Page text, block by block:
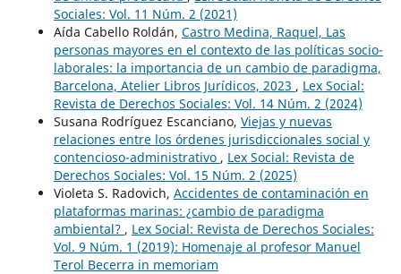
Sociales: Vol. 11 Núm. 2 (2021)
Aída Cabello Roldán, Castro Medina, Raquel, Las
personas mayores en el contexto de las políticas socio-
laborales: la importancia de un cambio de paradigma,
Barcelona, Atelier Libros Jurídicos, 2023 , Lex Social:
Revista de Derechos Sociales: Vol. 14 Núm. 2 (2024)
Susana Rodríguez Escanciano, Viejas y nuevas
relaciones entre los órdenes jurisdiccionales social y
contencioso-administrativo , Lex Social: Revista de
Derechos Sociales: Vol. 15 Núm. 2 (2025)
Violeta S. Radovich, Accidentes de contaminación en
plataformas marinas: ¿cambio de paradigma
ambiental? , Lex Social: Revista de Derechos Sociales:
Vol. 9 Núm. 1 (2019): Homenaje al profesor Manuel
Terol Becerra in memoriam